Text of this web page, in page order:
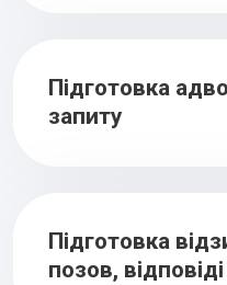
Підготовка
запиту
Підготовка
позов,